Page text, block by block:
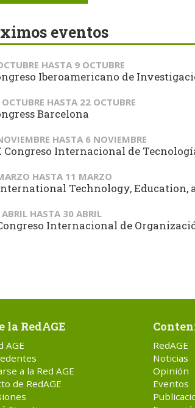
eventos
HASTA 9 OCTUBRE
Iberoamericano de
HASTA 22 OCTUBRE
Barcelona
HASTA 6 NOVIEMBRE
Congreso Internacional de
HASTA 11 MARZO
Technology, Education,
HASTA 30 ABRIL
Internacional de
la RedAGE
AGE
a la Red AGE
de RedAGE
RedAGE
Noticias
Opinión
Eventos